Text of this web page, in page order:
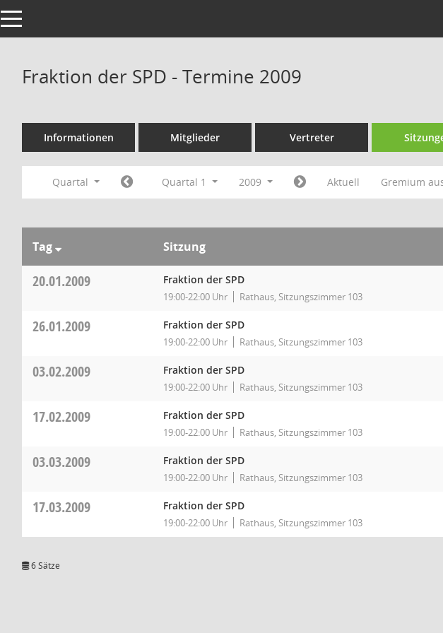
Toggle navigation
Fraktion der SPD - Termine 2009
Informationen Mitglieder Vertreter
Quartal Quartal 1 2009 Aktuell Gremium
Tag Sitzung
20.01.2009 Fraktion der SPD
19:00-22:00 Uhr Rathaus, Sitzungszimmer 103
26.01.2009 Fraktion der SPD
19:00-22:00 Uhr Rathaus, Sitzungszimmer 103
03.02.2009 Fraktion der SPD
19:00-22:00 Uhr Rathaus, Sitzungszimmer 103
17.02.2009 Fraktion der SPD
19:00-22:00 Uhr Rathaus, Sitzungszimmer 103
03.03.2009 Fraktion der SPD
19:00-22:00 Uhr Rathaus, Sitzungszimmer 103
17.03.2009 Fraktion der SPD
19:00-22:00 Uhr Rathaus, Sitzungszimmer 103
6 Sätze